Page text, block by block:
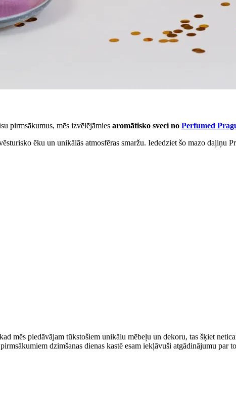
pirmsākumus, mēs izvēlējāmies aromātisko sveci no Perfumed
ēku un unikālās atmosfēras smaržu. Iededziet šo mazo daļiņu
mēs piedāvājam tūkstošiem unikālu mēbeļu un dekoru, tas šķiet
dzimšanas dienas kastē esam iekļāvuši atgādinājumu par